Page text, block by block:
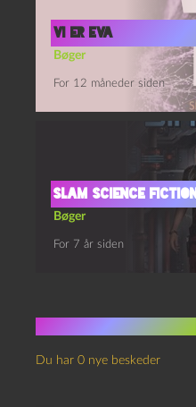
Vi er Eva
Bøger
For 12 måneder siden
Slam Science Fiction
Bøger
For 7 år siden
Du har 0 nye beskeder